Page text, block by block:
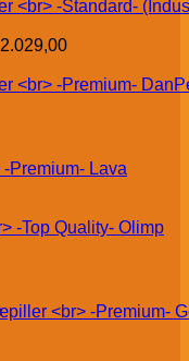
2.029,00
Lava
Olimp